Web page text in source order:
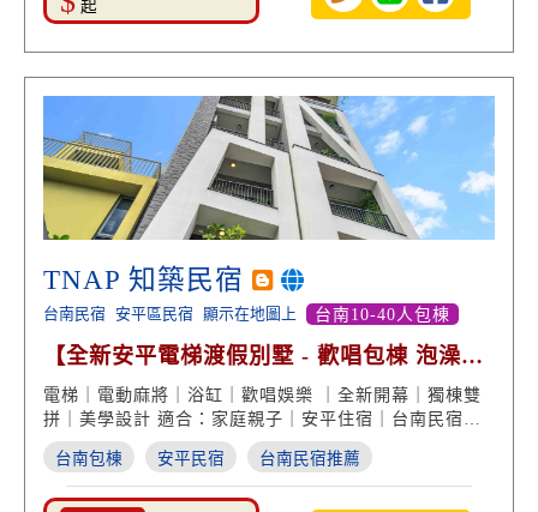
起
TNAP 知築民宿
台南民宿 安平區民宿 顯示在地圖上 台南10-40人包棟
【全新安平電梯渡假別墅 - 歡唱包棟 泡澡享
受 團體住宿】
電梯｜電動麻將｜浴缸｜歡唱娛樂 ｜全新開幕｜獨棟雙
拼｜美學設計 適合：家庭親子｜安平住宿｜台南民宿推
薦
台南包棟 安平民宿 台南民宿推薦